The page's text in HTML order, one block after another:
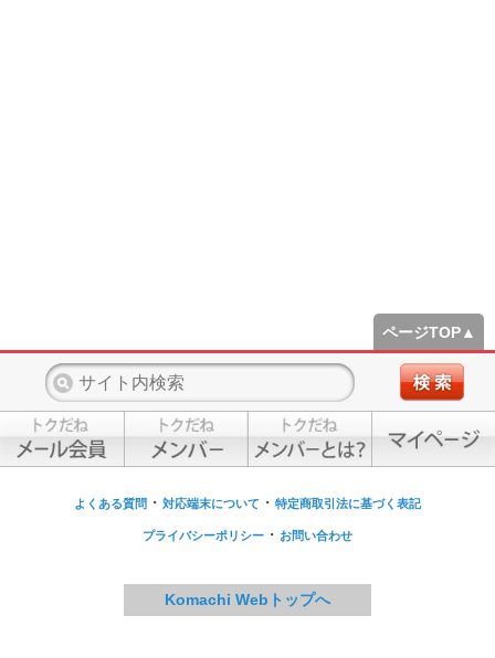
ページTOP▲
よくある質問 ・ 対応端末について ・ 特定商取引法に基づく表記
プライバシーポリシー ・ お問い合わせ
Komachi Webトップへ